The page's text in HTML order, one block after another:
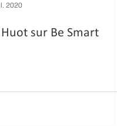
2020
sur Be Smart